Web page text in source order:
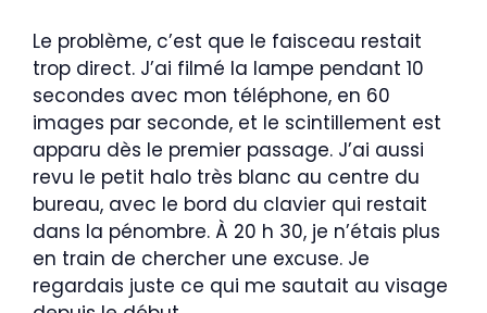
Le problème, c’est que le faisceau restait
trop direct. J’ai filmé la lampe pendant 10
secondes avec mon téléphone, en 60
images par seconde, et le scintillement est
apparu dès le premier passage. J’ai aussi
revu le petit halo très blanc au centre du
bureau, avec le bord du clavier qui restait
dans la pénombre. À 20 h 30, je n’étais plus
en train de chercher une excuse. Je
regardais juste ce qui me sautait au visage